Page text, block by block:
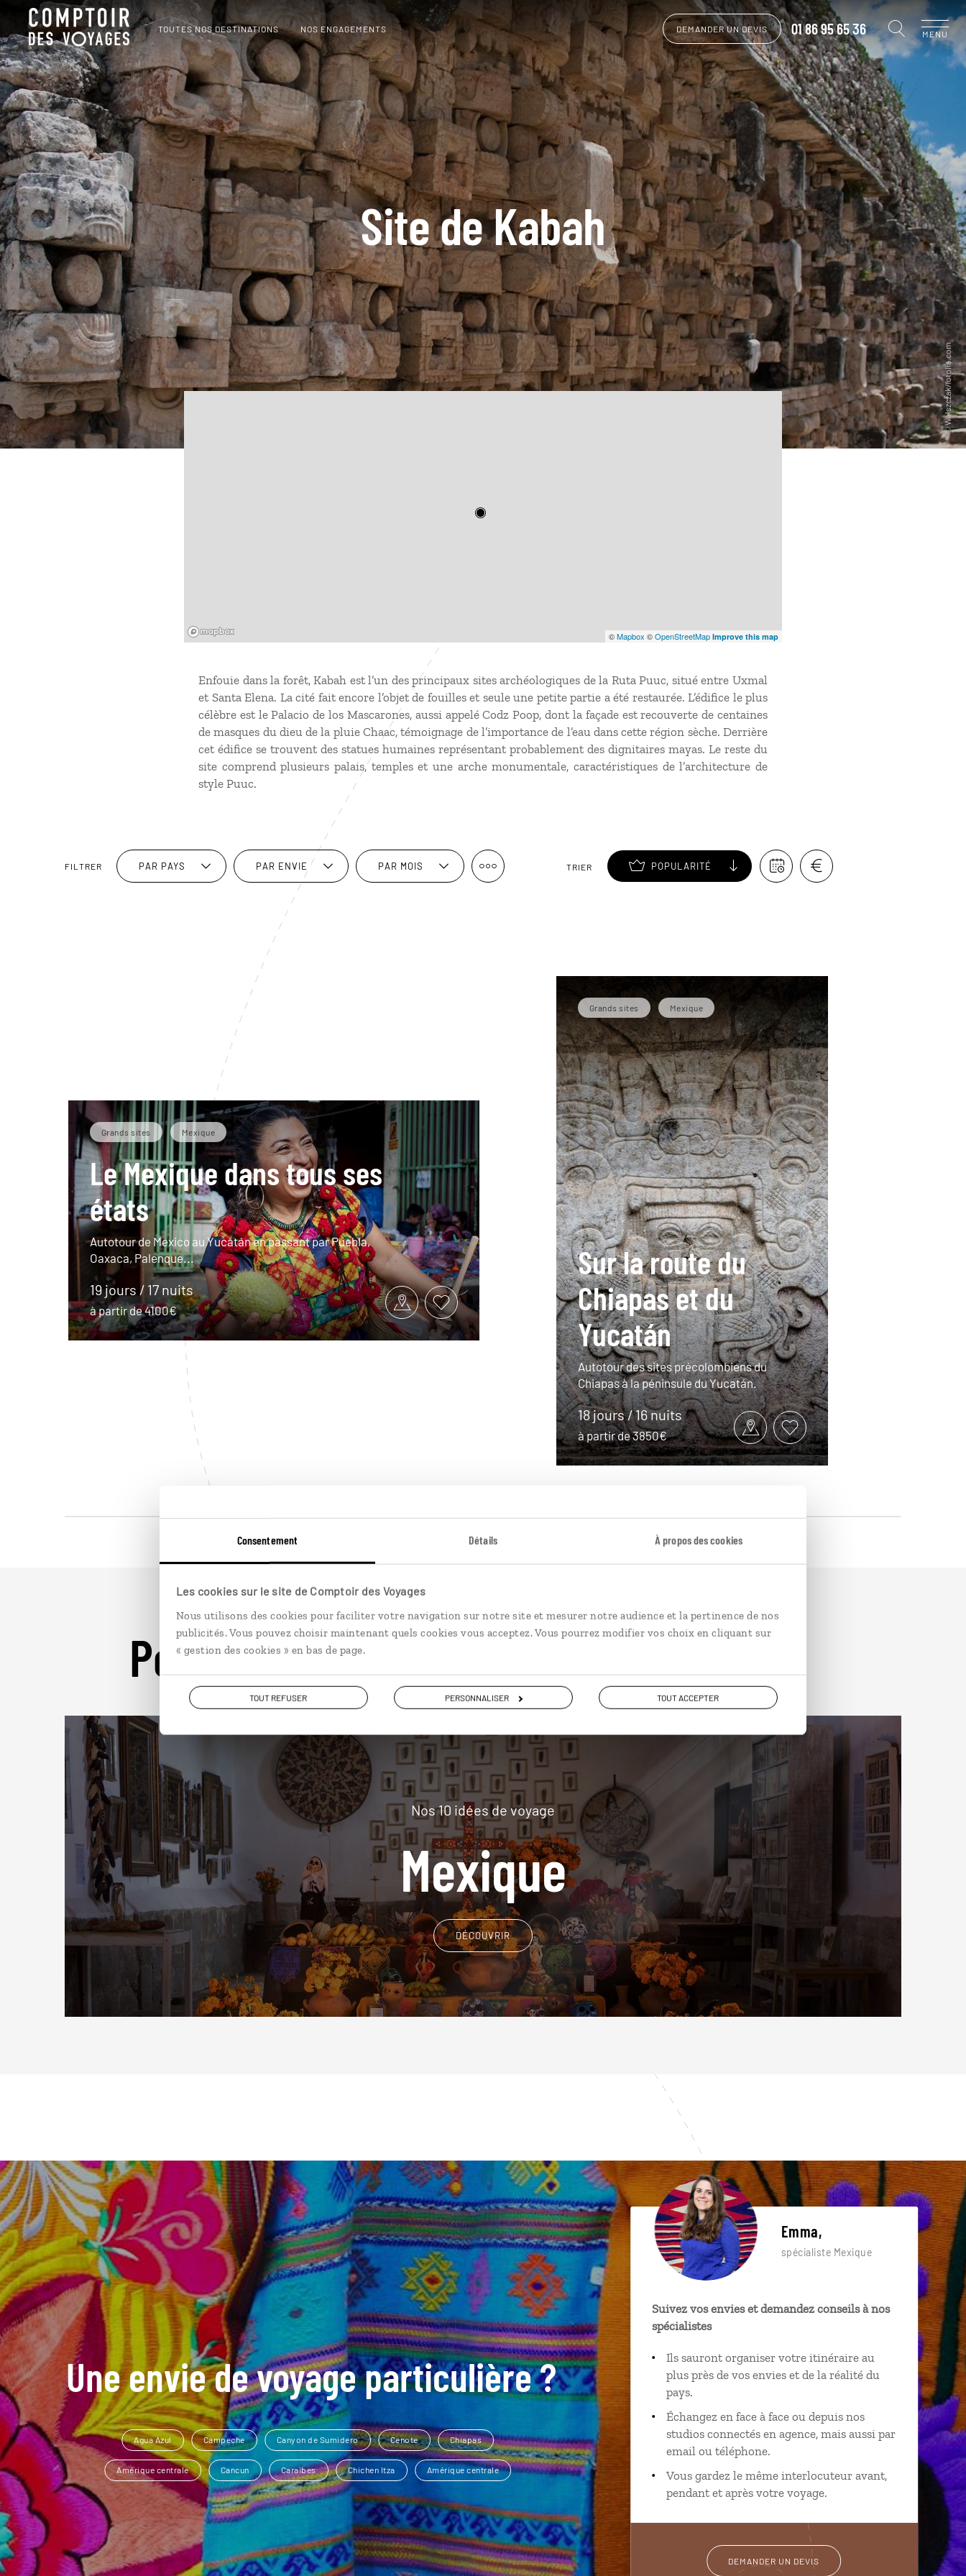
Consentement Détails À propos des cookies
Les cookies sur le site de Comptoir des Voyages
Nous utilisons des cookies pour faciliter votre navigation sur notre site et mesurer notre audience et la pertinence de nos
publicités. Vous pouvez choisir maintenant quels cookies vous acceptez. Vous pourrez modifier vos choix en cliquant sur
« gestion des cookies » en bas de page.
TOUT REFUSER PERSONNALISER TOUT ACCEPTER
TOUTES NOS DESTINATIONS NOS ENGAGEMENTS DEMANDER UN DEVIS 01 86 95 65 36 MENU
Site de Kabah
©Mapbox ©OpenStreetMap Improve this map
Enfouie dans la forêt, Kabah est l’un des principaux sites archéologiques de la Ruta Puuc, situé entre Uxmal
et Santa Elena. La cité fait encore l’objet de fouilles et seule une petite partie a été restaurée. L’édifice le plus
célèbre est le Palacio de los Mascarones, aussi appelé Codz Poop, dont la façade est recouverte de centaines
de masques du dieu de la pluie Chaac, témoignage de l’importance de l’eau dans cette région sèche. Derrière
cet édifice se trouvent des statues humaines représentant probablement des dignitaires mayas. Le reste du
site comprend plusieurs palais, temples et une arche monumentale, caractéristiques de l’architecture de
style Puuc.
FILTRER PAR PAYS PAR ENVIE PAR MOIS TRIER POPULARITÉ
Grands sites Mexique
Le Mexique dans tous ses
états
Autotour de Mexico au Yucatán en passant par Puebla,
Oaxaca, Palenque...
19 jours / 17 nuits
à partir de 4100€
Grands sites Mexique
Sur la route du
Chiapas et du
Yucatán
Autotour des sites précolombiens du
Chiapas à la péninsule du Yucatán.
18 jours / 16 nuits
à partir de 3850€
Pour aller plus loin
Nos 10 idées de voyage
Mexique
DÉCOUVRIR
Une envie de voyage particulière ?
Agua Azul Campeche Canyon de Sumidero Cenote Chiapas
Amérique centrale Cancun Caraïbes Chichen Itza Amérique centrale
Emma,
spécialiste Mexique
Suivez vos envies et demandez conseils à nos
spécialistes
Ils sauront organiser votre itinéraire au
plus près de vos envies et de la réalité du
pays.
Échangez en face à face ou depuis nos
studios connectés en agence, mais aussi par
email ou téléphone.
Vous gardez le même interlocuteur avant,
pendant et après votre voyage.
DEMANDER UN DEVIS